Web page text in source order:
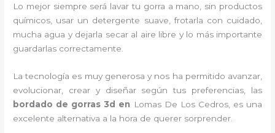
Lo mejor siempre será lavar tu gorra a mano, sin productos
químicos, usar un detergente suave, frotarla con cuidado,
mucha agua y dejarla secar al aire libre y lo más importante
guardarlas correctamente.
La tecnología es muy generosa y nos ha permitido avanzar,
evolucionar, crear y diseñar según tus preferencias, las
bordado de gorras 3d en Lomas De Los Cedros, es una
excelente alternativa a la hora de querer sorprender.